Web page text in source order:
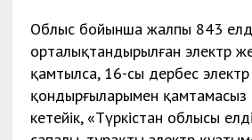
Облыс бойынша жалпы 843
орталықтандырылған электр
қамтылса, 16-сы дербес электр
қондырғыларымен қамтамасыз
кетейік, «Түркістан облысы